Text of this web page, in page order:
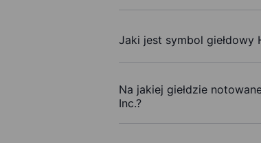
Jaki jest symbol giełdowy
Na jakiej giełdzie
Inc.?